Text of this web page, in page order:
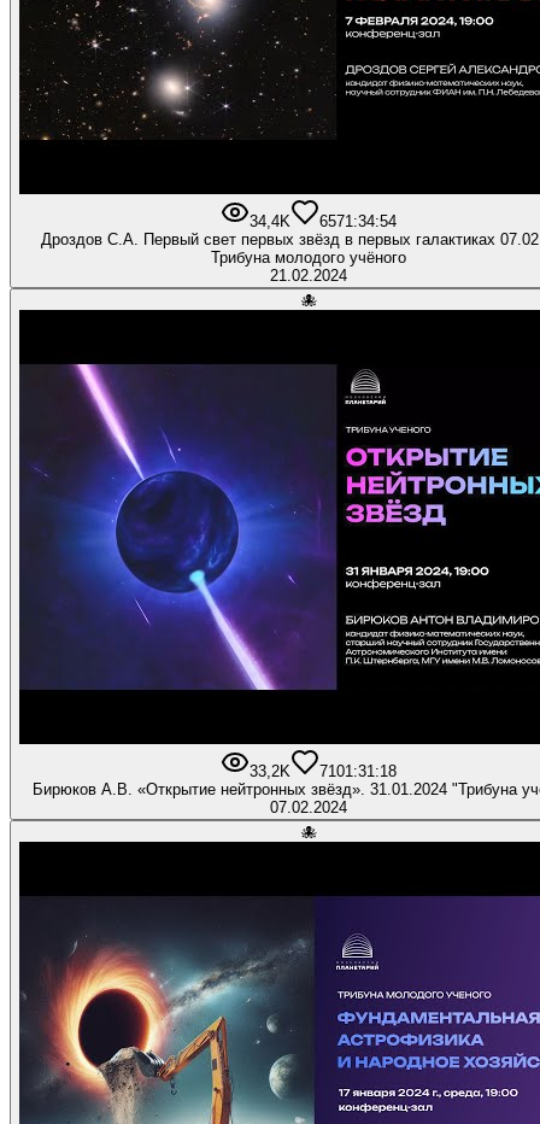
34,4K 6571:34:54
Дроздов С.А. Первый свет первых звёзд в первых галактиках
Трибуна молодого учёного
21.02.2024
🐙
33,2K 7101:31:18
Бирюков А.В. «Открытие нейтронных звёзд». 31.01.2024
07.02.2024
🐙